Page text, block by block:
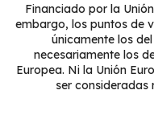
Financiado por la
embargo, los puntos de
únicamente los
necesariamente los
Europea. Ni la Unión
ser consideradas